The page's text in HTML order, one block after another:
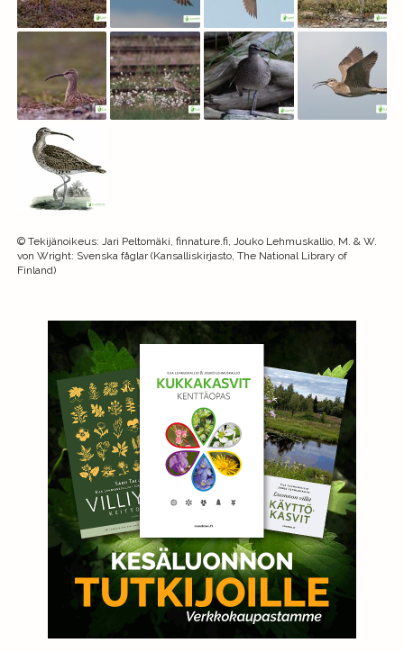
© Tekijänoikeus: Jari Peltomäki, finnature.fi, Jouko Lehmuskallio, M. & W.
von Wright: Svenska fåglar (Kansalliskirjasto, The National Library of
Finland)